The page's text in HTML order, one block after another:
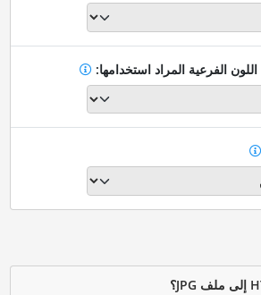
الفرعية المراد استخدامها: